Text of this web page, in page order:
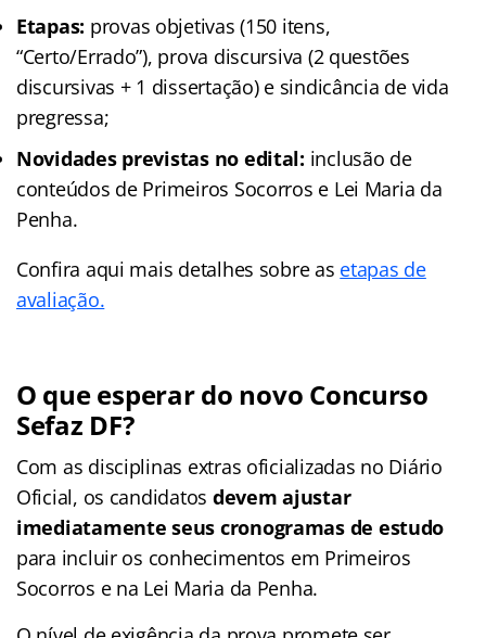
Etapas: provas objetivas (150 itens,
“Certo/Errado”), prova discursiva (2 questões
discursivas + 1 dissertação) e sindicância de vida
pregressa;
Novidades previstas no edital: inclusão de
conteúdos de Primeiros Socorros e Lei Maria da
Penha.
Confira aqui mais detalhes sobre as etapas de
avaliação.
O que esperar do novo Concurso
Sefaz DF?
Com as disciplinas extras oficializadas no Diário
Oficial, os candidatos devem ajustar
imediatamente seus cronogramas de estudo
para incluir os conhecimentos em Primeiros
Socorros e na Lei Maria da Penha.